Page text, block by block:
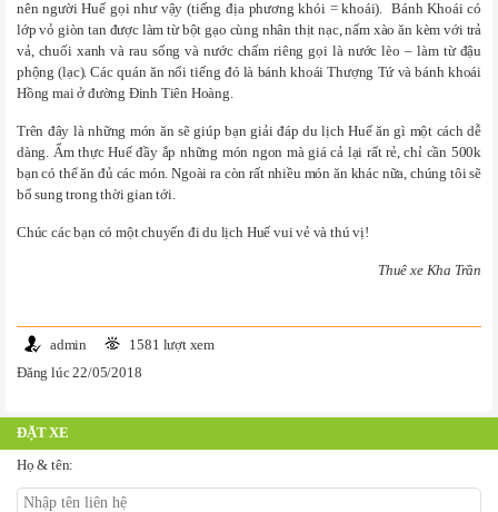
nên người Huế gọi như vậy (tiếng địa phương khói = khoái). Bánh Khoái có
lớp vỏ giòn tan được làm từ bột gạo cùng nhân thịt nạc, nấm xào ăn kèm với trả
vả, chuối xanh và rau sống và nước chấm riêng gọi là nước lèo – làm từ đậu
phộng (lạc). Các quán ăn nổi tiếng đó là bánh khoái Thượng Tứ và bánh khoái
Hồng mai ở đường Đinh Tiên Hoàng.
Trên đây là những món ăn sẽ giúp bạn giải đáp du lịch Huế ăn gì một cách dễ
dàng. Ẩm thực Huế đầy ắp những món ngon mà giá cả lại rất rẻ, chỉ cần 500k
bạn có thể ăn đủ các món. Ngoài ra còn rất nhiều món ăn khác nữa, chúng tôi sẽ
bổ sung trong thời gian tới.
Chúc các bạn có một chuyến đi du lịch Huế vui vẻ và thú vị!
Thuê xe Kha Trần
admin
1581 lượt xem
Đăng lúc 22/05/2018
ĐẶT XE
Họ & tên: